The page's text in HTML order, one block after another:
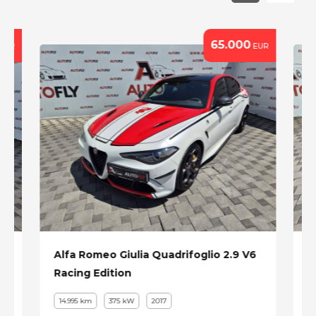
65.000EUR
Alfa Romeo Giulia Quadrifoglio 2.9 V6
Racing Edition
14.995 km 375 kW 2017